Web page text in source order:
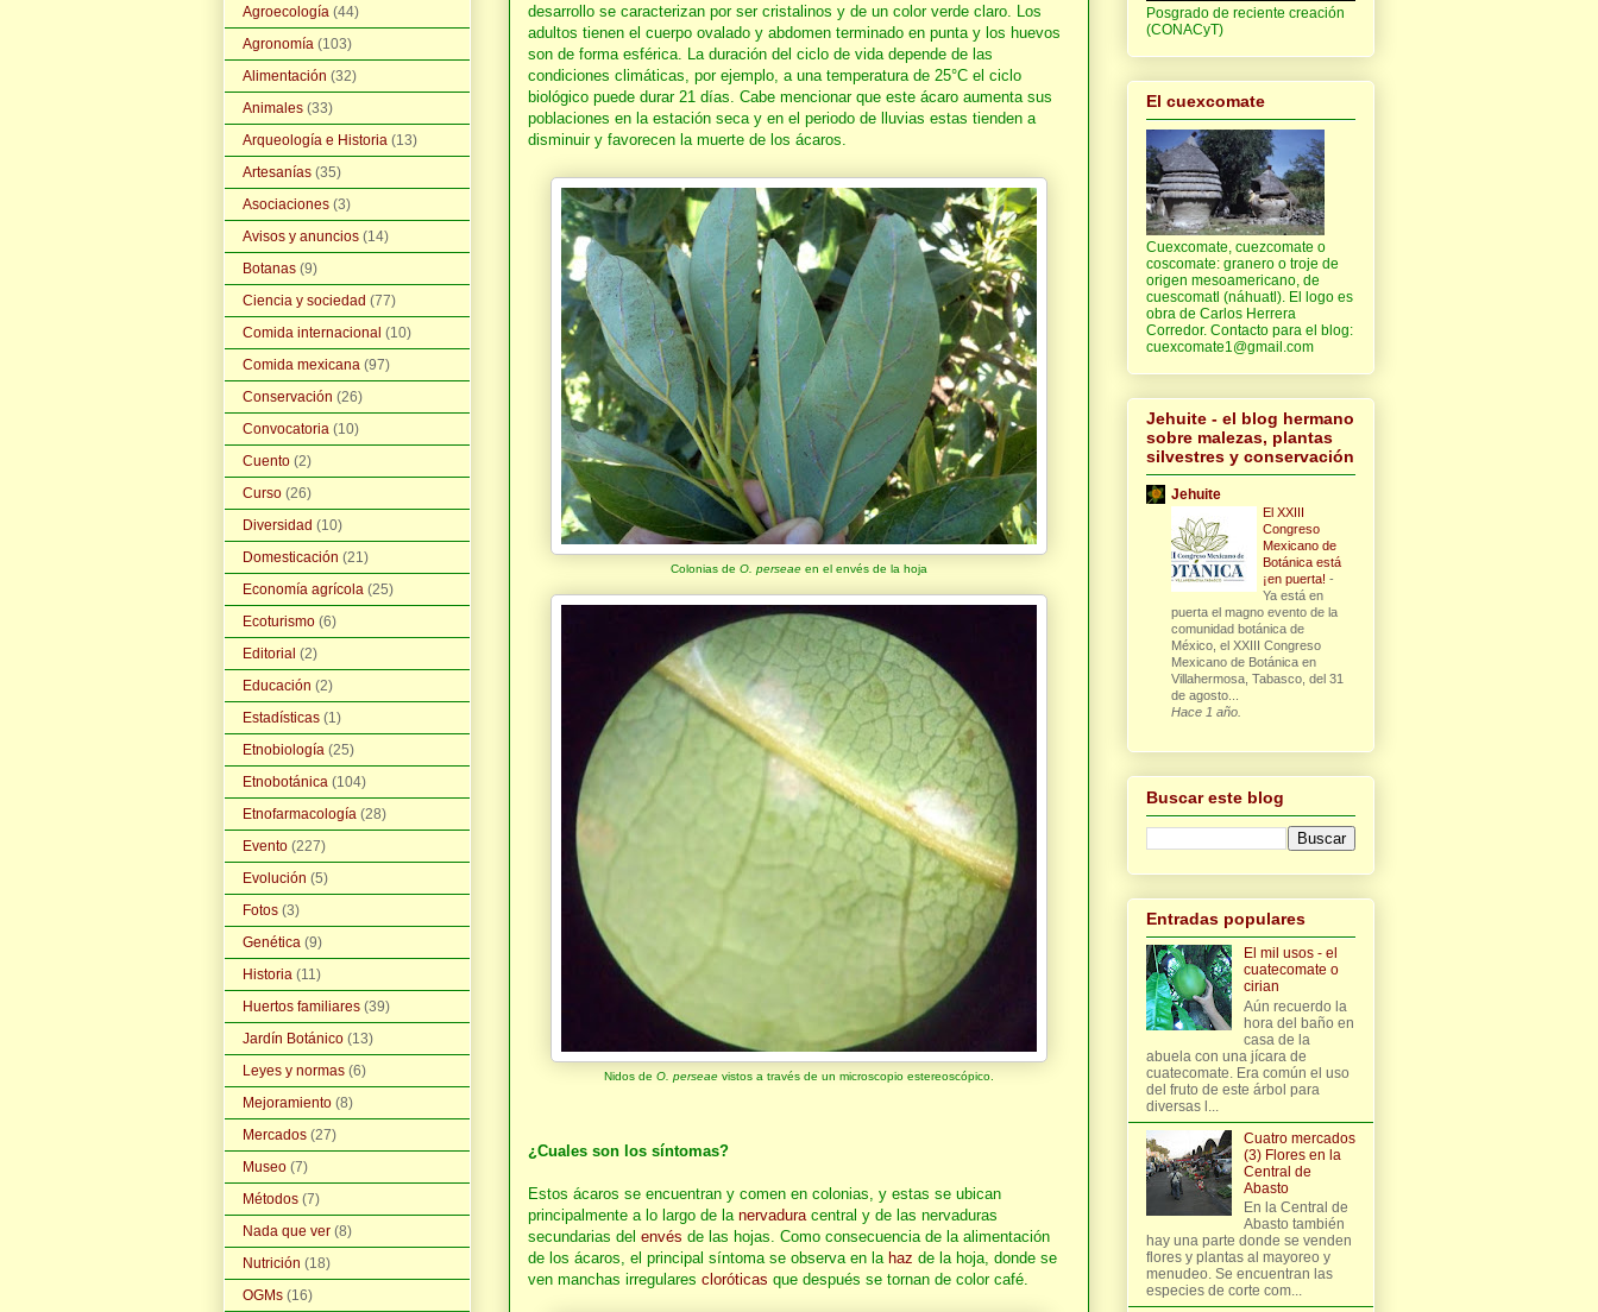
desarrollo se caracterizan por ser cristalinos y de un color verde claro. Los
adultos tienen el cuerpo ovalado y abdomen terminado en punta y los huevos
son de forma esférica. La duración del ciclo de vida depende de las
condiciones climáticas, por ejemplo, a una temperatura de 25°C el ciclo
biológico puede durar 21 días. Cabe mencionar que este ácaro aumenta sus
poblaciones en la estación seca y en el periodo de lluvias estas tienden a
disminuir y favorecen la muerte de los ácaros.
Colonias de O. perseae en el envés de la hoja
Nidos de O. perseae vistos a través de un microscopio estereoscópico.
¿Cuales son los síntomas?
Estos ácaros se encuentran y comen en colonias, y estas se ubican
principalmente a lo largo de la nervadura central y de las nervaduras
secundarias del envés de las hojas. Como consecuencia de la alimentación
de los ácaros, el principal síntoma se observa en la haz de la hoja, donde se
ven manchas irregulares cloróticas que después se tornan de color café.
Agroecología (44)
Agronomía (103)
Alimentación (32)
Animales (33)
Arqueología e Historia (13)
Artesanías (35)
Asociaciones (3)
Avisos y anuncios (14)
Botanas (9)
Ciencia y sociedad (77)
Comida internacional (10)
Comida mexicana (97)
Conservación (26)
Convocatoria (10)
Cuento (2)
Curso (26)
Diversidad (10)
Domesticación (21)
Economía agrícola (25)
Ecoturismo (6)
Editorial (2)
Educación (2)
Estadísticas (1)
Etnobiología (25)
Etnobotánica (104)
Etnofarmacología (28)
Evento (227)
Evolución (5)
Fotos (3)
Genética (9)
Historia (11)
Huertos familiares (39)
Jardín Botánico (13)
Leyes y normas (6)
Mejoramiento (8)
Mercados (27)
Museo (7)
Métodos (7)
Nada que ver (8)
Nutrición (18)
OGMs (16)
Posgrado de reciente creación
(CONACyT)
El cuexcomate
Cuexcomate, cuezcomate o
coscomate: granero o troje de
origen mesoamericano, de
cuescomatl (náhuatl). El logo es
obra de Carlos Herrera
Corredor. Contacto para el blog:
cuexcomate1@gmail.com
Jehuite - el blog hermano
sobre malezas, plantas
silvestres y conservación
Jehuite
El XXIII
Congreso
Mexicano de
Botánica está
¡en puerta! -
Ya está en
puerta el magno evento de la
comunidad botánica de
México, el XXIII Congreso
Mexicano de Botánica en
Villahermosa, Tabasco, del 31
de agosto...
Hace 1 año.
Buscar este blog
Entradas populares
El mil usos - el
cuatecomate o
cirian
Aún recuerdo la
hora del baño en
casa de la
abuela con una jícara de
cuatecomate. Era común el uso
del fruto de este árbol para
diversas l...
Cuatro mercados
(3) Flores en la
Central de
Abasto
En la Central de
Abasto también
hay una parte donde se venden
flores y plantas al mayoreo y
menudeo. Se encuentran las
especies de corte com...